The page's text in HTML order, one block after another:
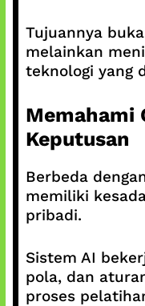
Tujuannya
melainkan
teknologi yang
Memahami
Keputusan
Berbeda
memiliki
pribadi.
Sistem AI
pola, dan
proses